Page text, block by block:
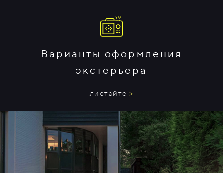
Варианты оформления
экстерьера
листайте >